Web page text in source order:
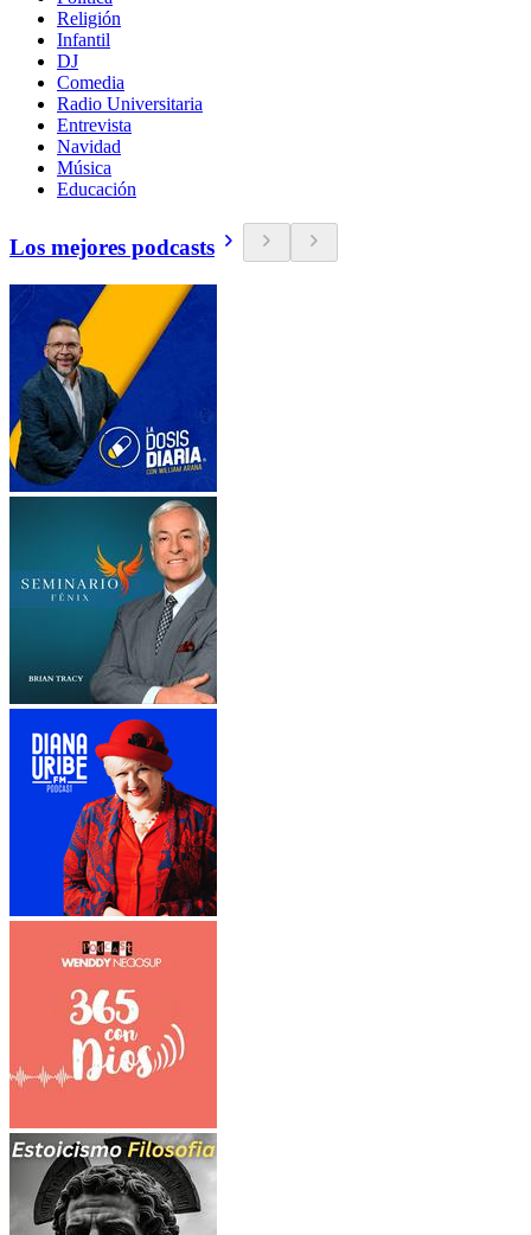
Religión
Infantil
DJ
Comedia
Radio Universitaria
Entrevista
Navidad
Música
Educación
Los mejores podcasts